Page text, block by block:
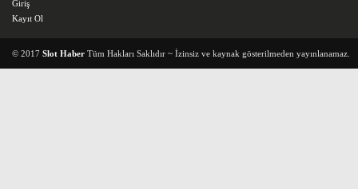
Giriş
Kayıt Ol
© 2017 Slot Haber Tüm Hakları Saklıdır ~ İzinsiz ve kaynak gösterilmeden yayınlanamaz.